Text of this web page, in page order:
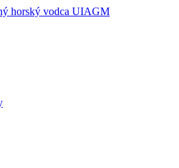
horský vodca UIAGM